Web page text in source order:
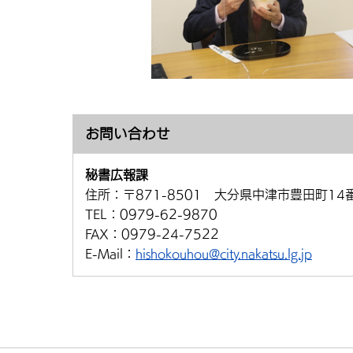
お問い合わせ
秘書広報課
住所： 〒871-8501 大分県中津市豊田町14
TEL： 0979-62-9870
FAX： 0979-24-7522
E-Mail： hishokouhou@city.nakatsu.lg.jp